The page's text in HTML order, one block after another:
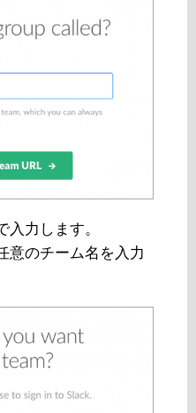
力します。
意のチーム名を入力